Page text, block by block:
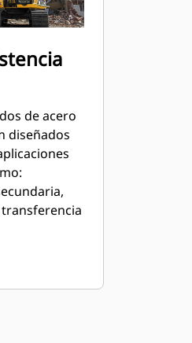
de acero
diseñados
muros de
de manera